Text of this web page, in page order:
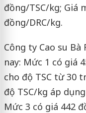
đồng/TSC/kg; Giá
đồng/DRC/kg.
Công ty Cao su Bà
nay: Mức 1 có giá
cho độ TSC từ 30
độ TSC/kg áp
Mức 3 có giá 442